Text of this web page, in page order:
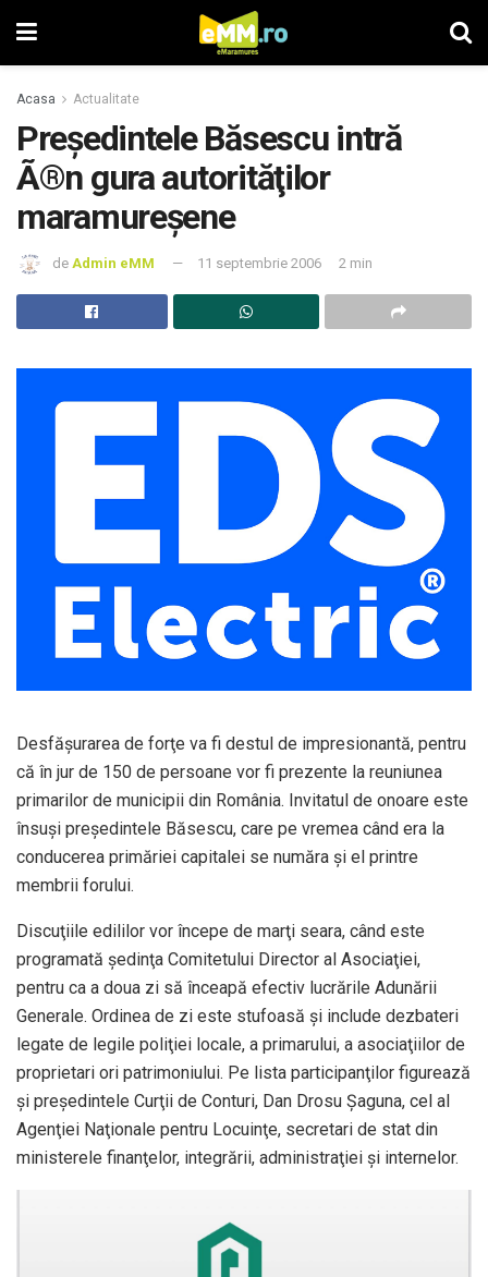
Acasa Actualitate
Preşedintele Băsescu intră
Ã®n gura autorităţilor
maramureşene
de Admin eMM 11 septembrie 2006 2 min
Desfăşurarea de forţe va fi destul de impresionantă, pentru
că în jur de 150 de persoane vor fi prezente la reuniunea
primarilor de municipii din România. Invitatul de onoare este
însuşi preşedintele Băsescu, care pe vremea când era la
conducerea primăriei capitalei se număra şi el printre
membrii forului.
Discuţiile edililor vor începe de marţi seara, când este
programată şedinţa Comitetului Director al Asociaţiei,
pentru ca a doua zi să înceapă efectiv lucrările Adunării
Generale. Ordinea de zi este stufoasă şi include dezbateri
legate de legile poliţiei locale, a primarului, a asociaţiilor de
proprietari ori patrimoniului. Pe lista participanţilor figurează
şi preşedintele Curţii de Conturi, Dan Drosu Şaguna, cel al
Agenţiei Naţionale pentru Locuinţe, secretari de stat din
ministerele finanţelor, integrării, administraţiei şi internelor.